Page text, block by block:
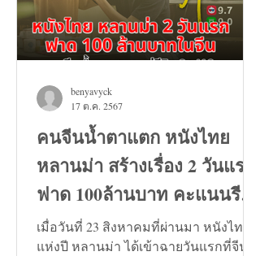
คนจีนน้ำตาแตก หนังไทย
หลานม่า สร้างเรื่อง 2 วันแรก
ฟาด 100ล้านบาท คะแนนรีวิว
9+
เมื่อวันที่ 23 สิงหาคมที่ผ่านมา หนังไทย
แห่งปี หลานม่า ได้เข้าฉายวันแรกที่จีน
benyavyck
17 ต.ค. 2567